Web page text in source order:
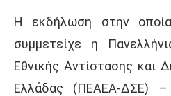
Η εκδήλωση στην
συμμετείχε η
Εθνικής Αντίστασης και
Ελλάδας (ΠΕΑΕΑ-ΔΣΕ) –